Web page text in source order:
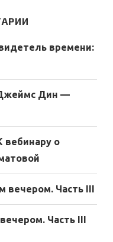
времени:
Дин —
вебинару о
вечером. Часть III
Часть III